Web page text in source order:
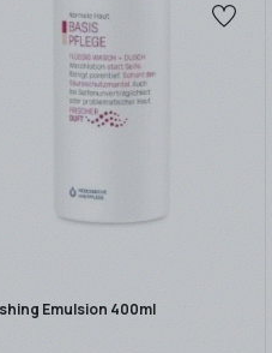
Emulsion 400ml